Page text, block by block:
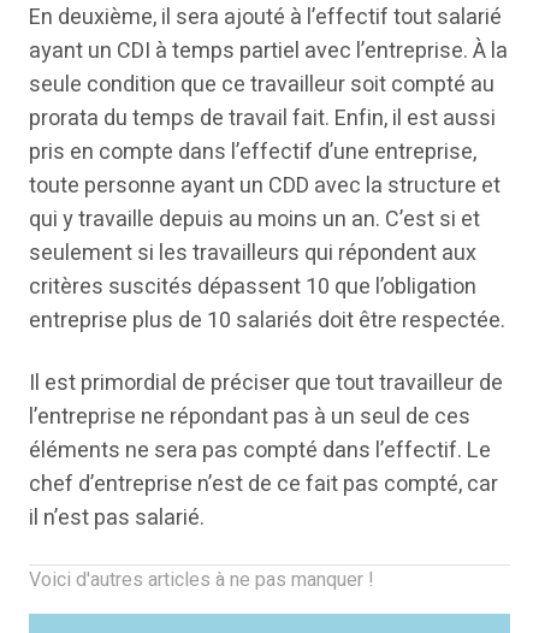
En deuxième, il sera ajouté à l’effectif tout salarié
ayant un CDI à temps partiel avec l’entreprise. À la
seule condition que ce travailleur soit compté au
prorata du temps de travail fait. Enfin, il est aussi
pris en compte dans l’effectif d’une entreprise,
toute personne ayant un CDD avec la structure et
qui y travaille depuis au moins un an. C’est si et
seulement si les travailleurs qui répondent aux
critères suscités dépassent 10 que l’obligation
entreprise plus de 10 salariés doit être respectée.
Il est primordial de préciser que tout travailleur de
l’entreprise ne répondant pas à un seul de ces
éléments ne sera pas compté dans l’effectif. Le
chef d’entreprise n’est de ce fait pas compté, car
il n’est pas salarié.
Voici d'autres articles à ne pas manquer !